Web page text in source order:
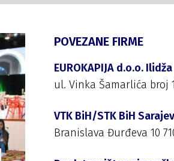
POVEZANE FIRME
EUROKAPIJA d.o.o. Ilidža
ul. Vinka Šamarlića broj
VTK BiH/STK BiH
Branislava Đurđeva 10